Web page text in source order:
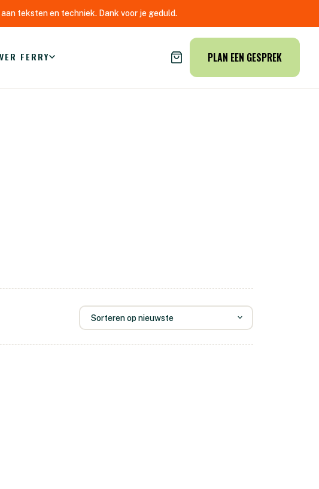
teksten en techniek. Dank voor je geduld.
FERRY PLAN EEN GESPREK